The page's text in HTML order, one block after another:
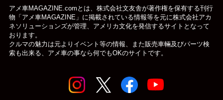
アメ車MAGAZINE.comとは、株式会社文友舎が著作権を保有する刊行
物「アメ車MAGAZINE」に掲載されている情報等を元に株式会社アカ
ネソリューションズが管理、アメリカ文化を発信するサイトとなって
おります。
クルマの魅力は元よりイベント等の情報、また販売車輛及びパーツ検
索も出来る、アメ車の事なら何でもOKのサイトです。